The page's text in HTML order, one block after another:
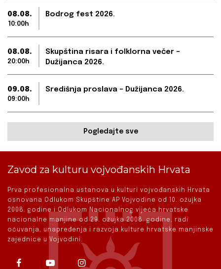
08.08.
10:00h
Bodrog fest 2026.
08.08.
20:00h
Skupština risara i folklorna večer –
Dužijanca 2026.
09.08.
09:00h
Središnja proslava – Dužijanca 2026.
Pogledajte sve
Zavod za kulturu vojvođanskih Hrvata
Prva profesionalna ustanova u kulturi vojvođanskih Hrvata
osnovana Odlukom Skupštine AP Vojvodine od 10. ožujka
2008. godine i Odlukom Nacionalnog vijeća hrvatske
nacionalne manjine od 29. ožujka 2008. godine, radi
očuvanja, unapređenja i razvoja kulture hrvatske manjinske
zajednice u Vojvodini.